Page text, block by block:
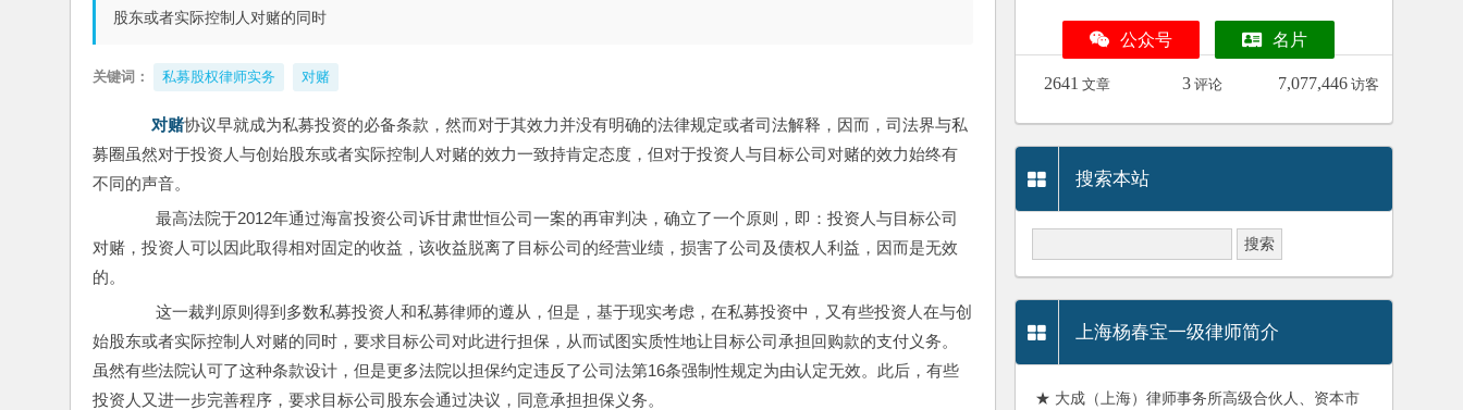
股东或者实际控制人对赌的同时
关键词： 私募股权律师实务 对赌
对赌协议早就成为私募投资的必备条款，然而对于其效力并没有明确的法律规定或者司法解释，因而，司法界与私
募圈虽然对于投资人与创始股东或者实际控制人对赌的效力一致持肯定态度，但对于投资人与目标公司对赌的效力始终有
不同的声音。
最高法院于2012年通过海富投资公司诉甘肃世恒公司一案的再审判决，确立了一个原则，即：投资人与目标公司
对赌，投资人可以因此取得相对固定的收益，该收益脱离了目标公司的经营业绩，损害了公司及债权人利益，因而是无效
的。
这一裁判原则得到多数私募投资人和私募律师的遵从，但是，基于现实考虑，在私募投资中，又有些投资人在与创
始股东或者实际控制人对赌的同时，要求目标公司对此进行担保，从而试图实质性地让目标公司承担回购款的支付义务。
虽然有些法院认可了这种条款设计，但是更多法院以担保约定违反了公司法第16条强制性规定为由认定无效。此后，有些
投资人又进一步完善程序，要求目标公司股东会通过决议，同意承担担保义务。
公众号 名片
2641 文章 3 评论 7,077,446 访客
搜索本站
上海杨春宝一级律师简介
★ 大成（上海）律师事务所高级合伙人、资本市